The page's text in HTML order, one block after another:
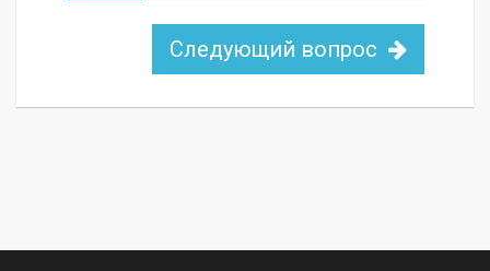
Следующий вопрос